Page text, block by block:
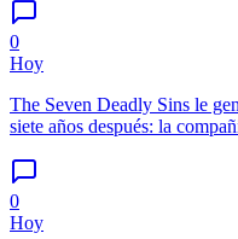
0
Hoy
The Seven Deadly Sins le
siete años después: la
0
Hoy